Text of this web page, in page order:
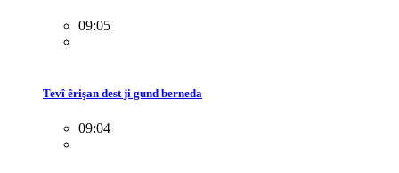
09:05
Tevî êrişan dest ji gund berneda
09:04